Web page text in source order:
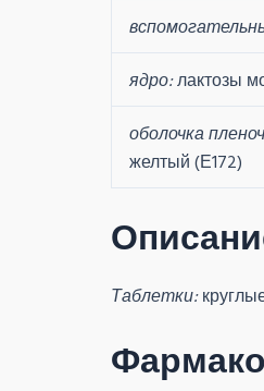
ядро:лактозы
оболочка
желтый (Е172)
Таблетки: